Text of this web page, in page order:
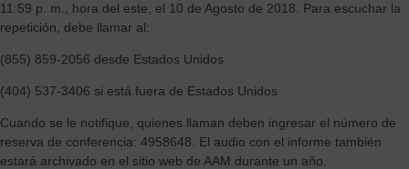
11:59 p. m., hora del este, el 10 de Agosto de 2018. Para escuchar la
repetición, debe llamar al:
(855) 859-2056 desde Estados Unidos
(404) 537-3406 si está fuera de Estados Unidos
Cuando se le notifique, quienes llaman deben ingresar el número de
reserva de conferencia: 4958648. El audio con el informe también
estará archivado en el sitio web de AAM durante un año.